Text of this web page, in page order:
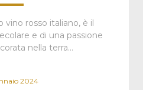
vino rosso italiano, è il
e di una passione
nella terra…
2024